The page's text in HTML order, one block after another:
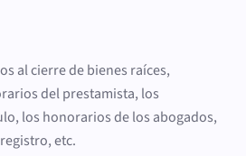
al cierre de bienes raíces,
del prestamista, los
los honorarios de los abogados,
etc.